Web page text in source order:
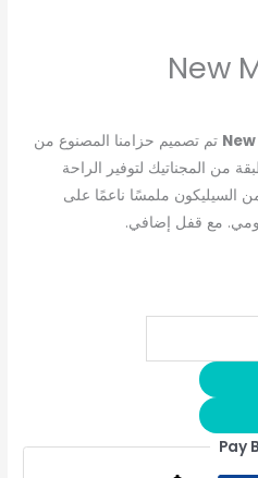
New
تم تصميم حزامنا المصنوع من
من المجناتيك لتوفير الراحة
السيليكون ملمسًا ناعمًا على
مع قفل إضافي.
Pay